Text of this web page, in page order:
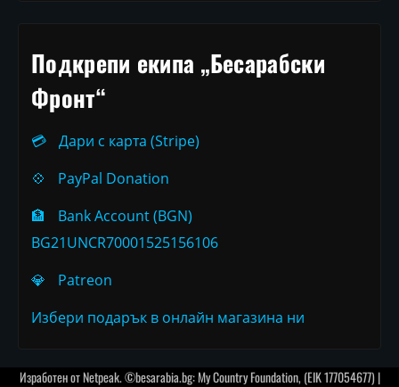
Подкрепи екипа „Бесарабски
Фронт“
💳
Дари с карта (Stripe)
💠
PayPal Donation
🏦
Bank Account (BGN)
BG21UNCR70001525156106
💎
Patreon
Избери подарък в онлайн магазина ни
Изработен отNetpeak. ©besarabia.bg: My Country Foundation, (EIK 177054677) |